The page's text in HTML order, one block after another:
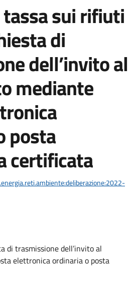
sui rifiuti
di
dell’invito al
mediante
posta
certificata
di trasmissione dell’invito al
elettronica ordinaria o posta